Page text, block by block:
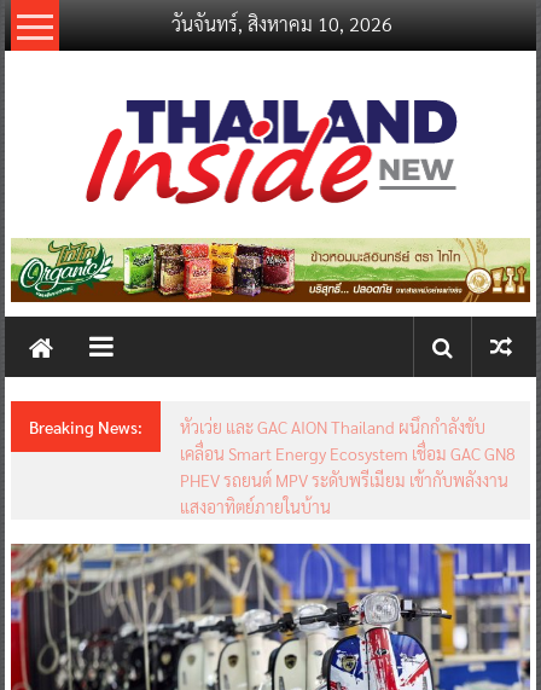
Skip
to
วันจันทร์, สิงหาคม 10, 2026
thailandinsidenew.com
Thailand
New
Breaking News:
หัวเว่ย และ GAC AION Thailand ผนึกกำลังขับ
เคลื่อน Smart Energy Ecosystem เชื่อม GAC GN8
PHEV รถยนต์ MPV ระดับพรีเมียม เข้ากับพลังงาน
แสงอาทิตย์ภายในบ้าน